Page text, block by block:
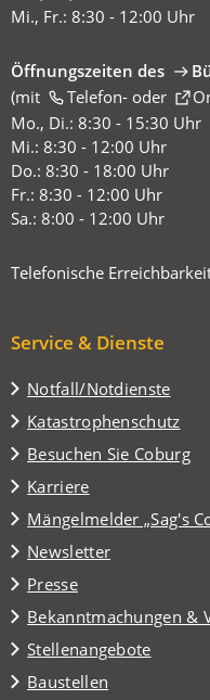
Mi., Fr.: 8:30 - 12:00 Uhr
Öffnungszeiten des
(mit
Telefon-oder
(Öffnet
in
einem
neuen
Tab)
Mo., Di.: 8:30 - 15:30 Uhr
Mi.: 8:30 - 12:00 Uhr
Do.: 8:30 - 18:00 Uhr
Fr.: 8:30 - 12:00 Uhr
Sa.: 8:00 - 12:00 Uhr
Telefonische
Service & Dienste
Notfall/Notdienste
Katastrophenschutz
Besuchen Sie Coburg
(Öffnet
in
einem
neuen
Tab)
Karriere
Mängelmelder „Sag's
(Öffnet
in
einem
neuen
Tab)
Newsletter
Presse
Bekanntmachungen &
Stellenangebote
Baustellen